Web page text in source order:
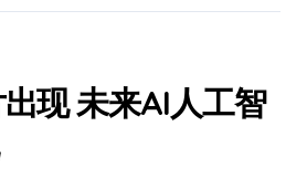
现 未来AI人工智